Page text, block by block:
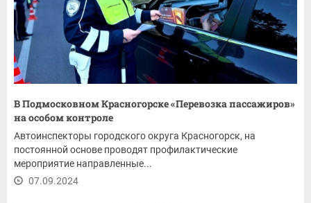
В Подмосковном Красногорске «Перевозка пассажиров»
на особом контроле
Автоинспекторы городского округа Красногорск, на
постоянной основе проводят профилактические
мероприятие направленные...
07.09.2024